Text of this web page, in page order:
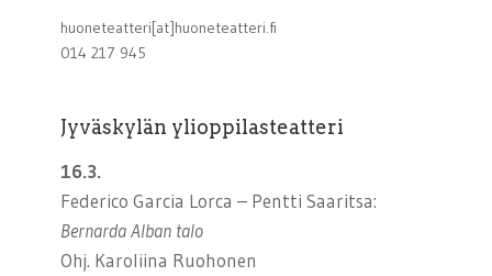
huoneteatteri[at]huoneteatteri.fi
014 217 945
Jyväskylän ylioppilasteatteri
16.3.
Federico Garcia Lorca – Pentti Saaritsa:
Bernarda Alban talo
Ohj. Karoliina Ruohonen